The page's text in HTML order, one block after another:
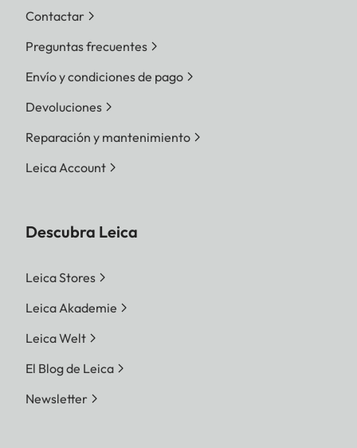
Contactar
Preguntas frecuentes
Envío y condiciones de pago
Devoluciones
Reparación y mantenimiento
Leica Account
Descubra Leica
Leica Stores
Leica Akademie
Leica Welt
El Blog de Leica
Newsletter